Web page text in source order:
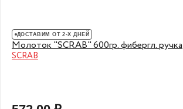
ДОСТАВИМ ОТ 2-Х ДНЕЙ
Молоток "SCRAB" 600гр. фибергл. ручка
SCRAB